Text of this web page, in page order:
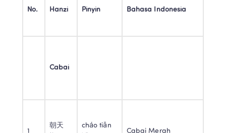
No. Hanzi Pinyin Bahasa Indonesia
Cabai
1
朝天
cháo tiān
Cabai Merah